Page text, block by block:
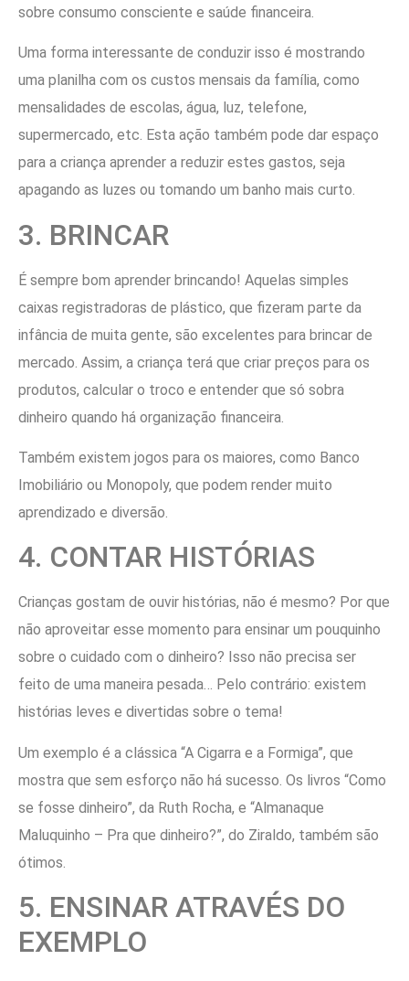
sobre consumo consciente e saúde financeira.
Uma forma interessante de conduzir isso é mostrando
uma planilha com os custos mensais da família, como
mensalidades de escolas, água, luz, telefone,
supermercado, etc. Esta ação também pode dar espaço
para a criança aprender a reduzir estes gastos, seja
apagando as luzes ou tomando um banho mais curto.
3. BRINCAR
É sempre bom aprender brincando! Aquelas simples
caixas registradoras de plástico, que fizeram parte da
infância de muita gente, são excelentes para brincar de
mercado. Assim, a criança terá que criar preços para os
produtos, calcular o troco e entender que só sobra
dinheiro quando há organização financeira.
Também existem jogos para os maiores, como Banco
Imobiliário ou Monopoly, que podem render muito
aprendizado e diversão.
4. CONTAR HISTÓRIAS
Crianças gostam de ouvir histórias, não é mesmo? Por que
não aproveitar esse momento para ensinar um pouquinho
sobre o cuidado com o dinheiro? Isso não precisa ser
feito de uma maneira pesada… Pelo contrário: existem
histórias leves e divertidas sobre o tema!
Um exemplo é a clássica “A Cigarra e a Formiga”, que
mostra que sem esforço não há sucesso. Os livros “Como
se fosse dinheiro”, da Ruth Rocha, e “Almanaque
Maluquinho – Pra que dinheiro?”, do Ziraldo, também são
ótimos.
5. ENSINAR ATRAVÉS DO
EXEMPLO